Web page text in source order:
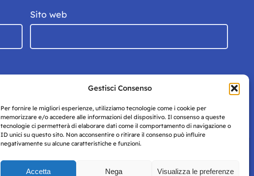
Gestisci Consenso
Per fornire le migliori esperienze, utilizziamo tecnologie come i cookie per
memorizzare e/o accedere alle informazioni del dispositivo. Il consenso a queste
tecnologie ci permetterà di elaborare dati come il comportamento di navigazione o
ID unici su questo sito. Non acconsentire o ritirare il consenso può influire
negativamente su alcune caratteristiche e funzioni.
Accetta Nega Visualizza le preferenze
Sito web